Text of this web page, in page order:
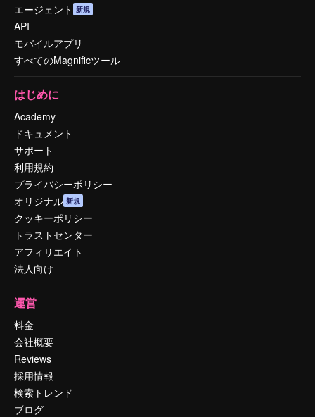
エージェント 新規
API
モバイルアプリ
すべてのMagnificツール
はじめに
Academy
ドキュメント
サポート
利用規約
プライバシーポリシー
オリジナル 新規
クッキーポリシー
トラストセンター
アフィリエイト
法人向け
運営
料金
会社概要
Reviews
採用情報
検索トレンド
ブログ